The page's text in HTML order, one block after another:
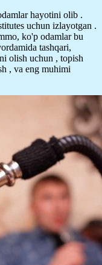
hayotini olib .
uchun izlayotgan .
ko'p odamlar bu
tashqari,
olish uchun , topish
, va eng muhimi